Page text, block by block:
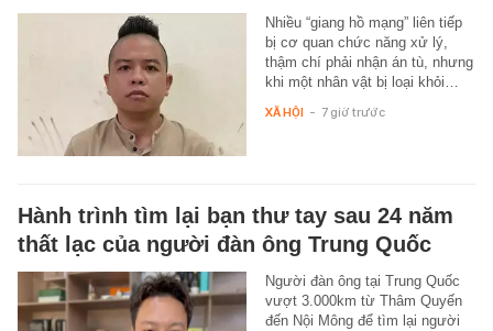
Nhiều “giang hồ mạng” liên tiếp
bị cơ quan chức năng xử lý,
thậm chí phải nhận án tù, nhưng
khi một nhân vật bị loại khỏi…
XÃ HỘI - 7 giờ trước
Hành trình tìm lại bạn thư tay sau 24 năm
thất lạc của người đàn ông Trung Quốc
Người đàn ông tại Trung Quốc
vượt 3.000km từ Thâm Quyến
đến Nội Mông để tìm lại người